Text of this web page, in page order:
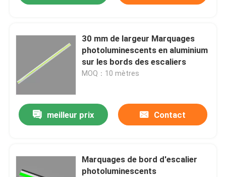
30 mm de largeur Marquages
photoluminescents en aluminium
sur les bords des escaliers
MOQ：10 mètres
meilleur prix Contact
Marquages de bord d'escalier
photoluminescents